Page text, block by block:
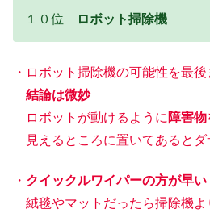
１０位 ロボット掃除機
・ロボット掃除機の可能性を最
結論は微妙
ロボットが動けるように障害
見えるところに置いてあるとダ
・ クイックルワイパーの方が早い
絨毯やマットだったら掃除機よ